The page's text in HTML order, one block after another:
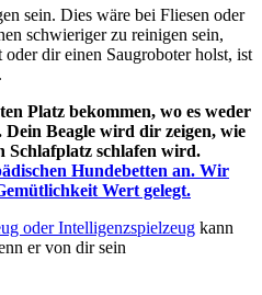
sein. Dies wäre bei Fliesen oder
schwieriger zu reinigen sein,
dir einen Saugroboter holst, ist
Platz bekommen, wo es weder
Beagle wird dir zeigen, wie
Schlafplatz schlafen wird.
Hundebetten an. Wir
Wert gelegt.
oder Intelligenzspielzeug kann
er von dir sein